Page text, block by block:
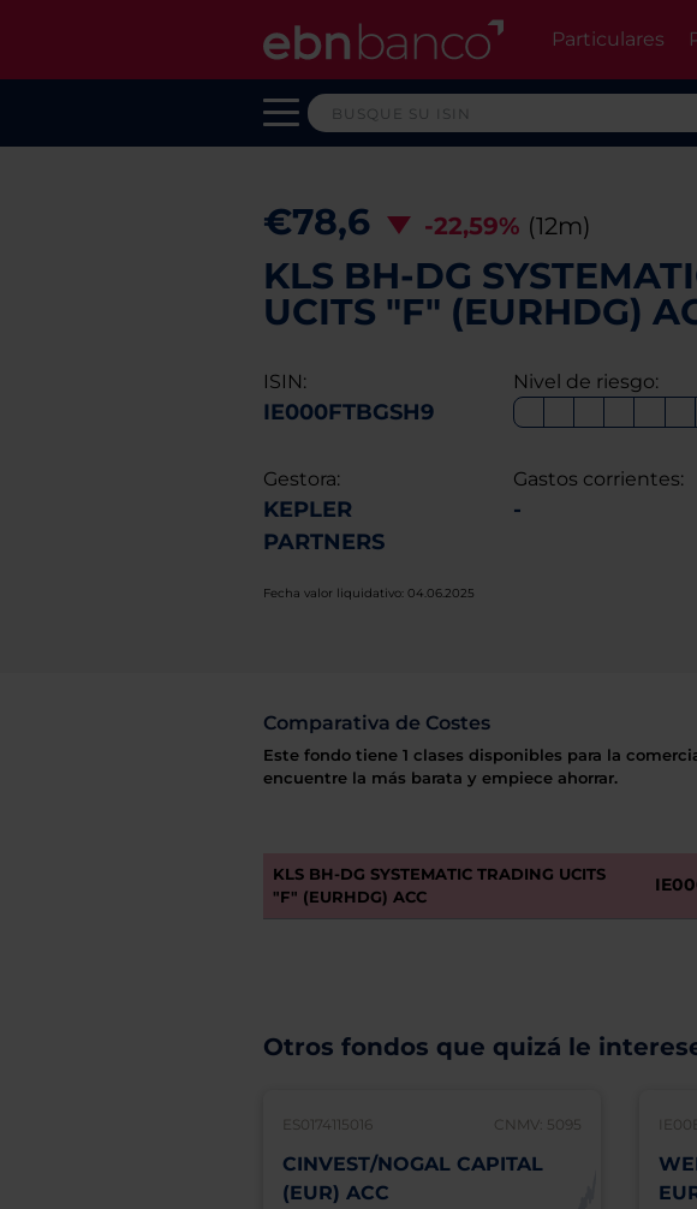
Particulares
€78,6 -22,59% (12m)
KLS BH-DG
UCITS "F" (EURHDG)
ISIN:
IE000FTBGSH9
Nivel de riesgo:
Gestora:
KEPLER
PARTNERS
Gastos corrientes:
-
Fecha valor liquidativo: 04.06.2025
Comparativa de Costes
Este fondo tiene 1 clases disponibles para la
encuentre la más barata y empiece ahorrar.
KLS BH-DG SYSTEMATIC TRADING UCITS
"F" (EURHDG) ACC
Otros fondos que quizá le
ES0174115016 CNMV: 5095
CINVEST/NOGAL CAPITAL
(EUR) ACC